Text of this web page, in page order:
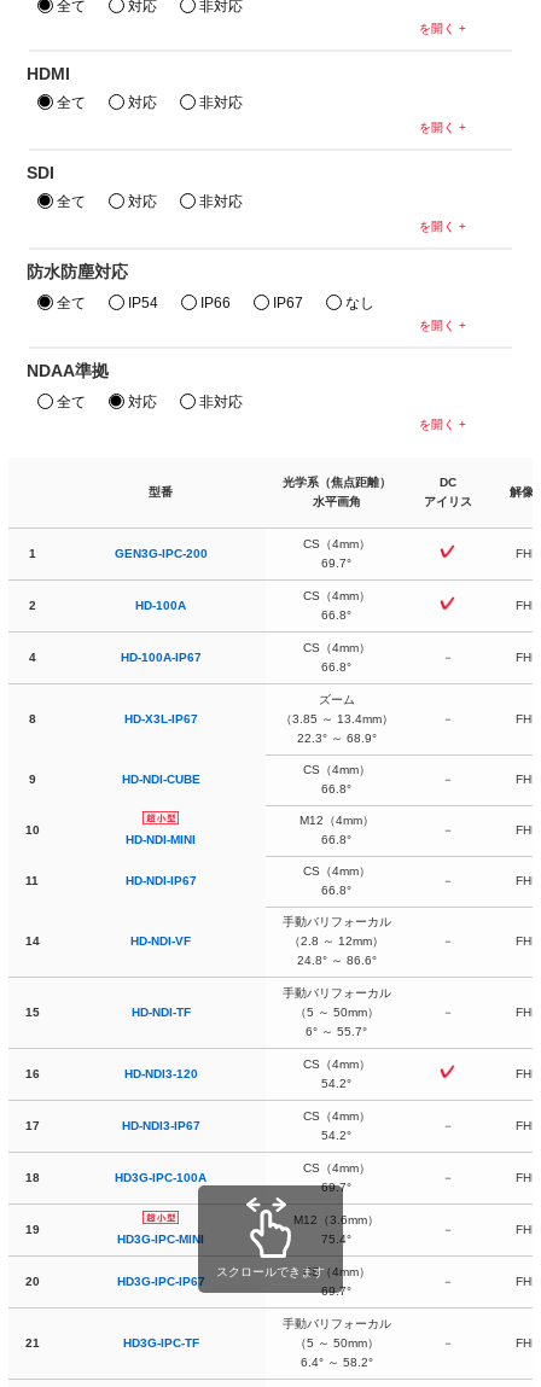
全て 対応 非対応
HDMI
全て 対応 非対応
SDI
全て 対応 非対応
防水防塵対応
全て IP54 IP66 IP67 なし
NDAA準拠
全て 対応 非対応
型番
光学系（焦点距離）
水平画角
DC
アイリス
解像
1 GEN3G-IPC-200
CS （4mm）
69.7°
FHD
2 HD-100A
CS （4mm）
66.8°
FHD
4 HD-100A-IP67
CS （4mm）
66.8°
－ FHD
8 HD-X3L-IP67
ズーム
（3.85 ～ 13.4mm）
22.3° ～ 68.9°
－ FHD
9 HD-NDI-CUBE
CS （4mm）
66.8°
－ FHD
10
HD-NDI-MINI
M12（4mm）
66.8°
－ FHD
11 HD-NDI-IP67
CS （4mm）
66.8°
－ FHD
14 HD-NDI-VF
手動バリフォーカル
（2.8 ～ 12mm）
24.8° ～ 86.6°
－ FHD
15 HD-NDI-TF
手動バリフォーカル
（5 ～ 50mm）
6° ～ 55.7°
－ FHD
16 HD-NDI3-120
CS （4mm）
54.2°
FHD
17 HD-NDI3-IP67
CS （4mm）
54.2°
－ FHD
18 HD3G-IPC-100A
CS （4mm）
69.7°
－ FHD
19
HD3G-IPC-MINI
M12（3.6mm）
75.4°
－ FHD
20 HD3G-IPC-IP67
CS（4mm）
69.7°
－ FHD
21 HD3G-IPC-TF
手動バリフォーカル
（5 ～ 50mm）
6.4° ～ 58.2°
－ FHD
スクロールできます